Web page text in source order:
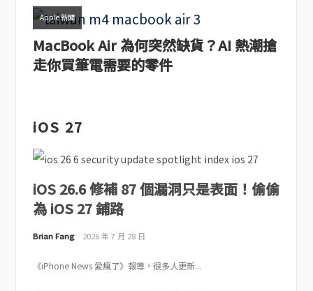
Apple 新聞
MacBook Air 為何突然缺貨？AI 熱潮搶
走你買筆電需要的零件
iOS 27
iOS 26.6 修補 87 個漏洞只是表面！偷偷
為 iOS 27 鋪路
Brian Fang 2026 年 7 月 28 日
《iPhone News 愛瘋了》報導，很多人更新...